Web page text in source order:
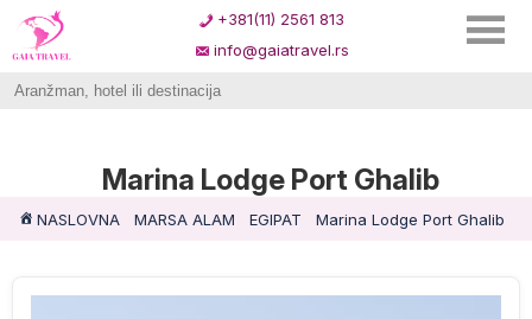
+381(11) 2561 813
info@gaiatravel.rs
Marina Lodge Port Ghalib
NASLOVNA MARSA ALAM EGIPAT Marina Lodge Port Ghalib